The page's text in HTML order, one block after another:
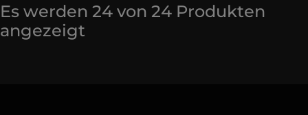
Es werden 24 von 24 Produkten
angezeigt